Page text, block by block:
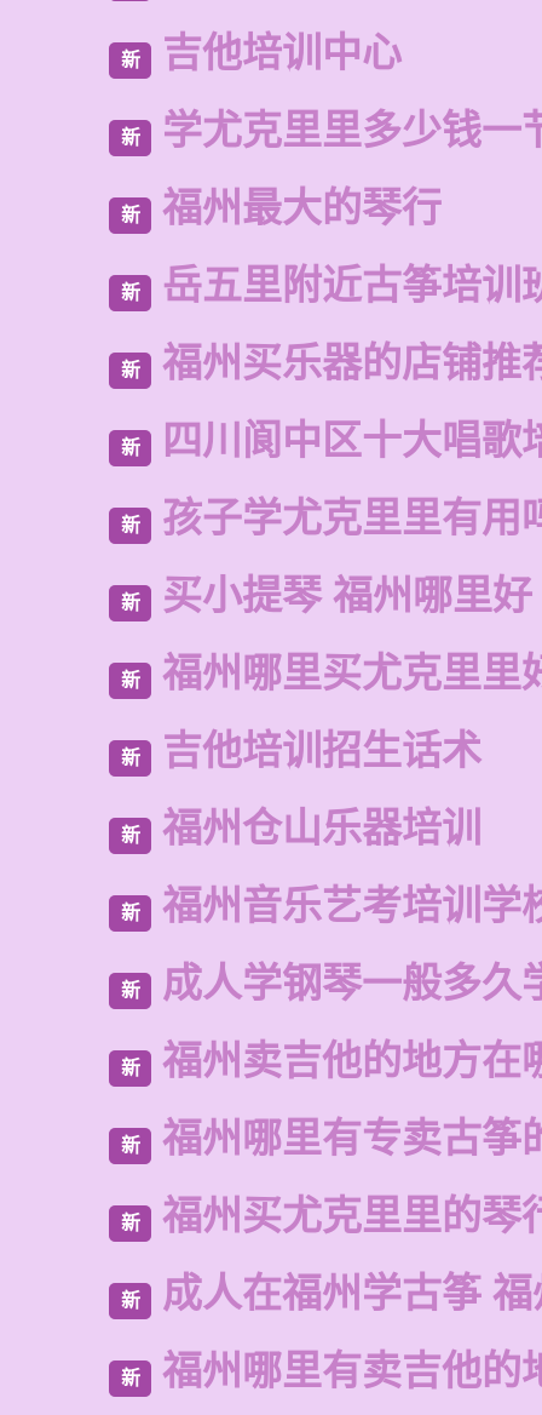
新 吉他培训中心
新 学尤克里里多少钱一
新 福州最大的琴行
新 岳五里附近古筝培训
新 福州买乐器的店铺推
新 四川阆中区十大唱歌
新 孩子学尤克里里有用
新 买小提琴 福州哪里好
新 福州哪里买尤克里里
新 吉他培训招生话术
新 福州仓山乐器培训
新 福州音乐艺考培训学
新 成人学钢琴一般多久
新 福州卖吉他的地方在
新 福州哪里有专卖古筝
新 福州买尤克里里的琴
新 成人在福州学古筝
新 福州哪里有卖吉他的